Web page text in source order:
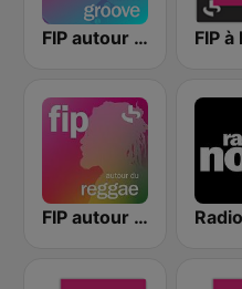
FIP autour du groove
FIP autour du reggae